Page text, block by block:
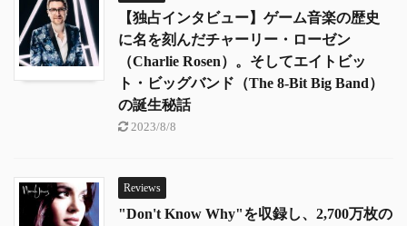
【独占インタビュー】ゲーム音楽の歴史
に名を刻んだチャーリー・ローゼン
（Charlie Rosen）。そしてエイトビッ
ト・ビッグバンド（The 8-Bit Big Band）
の誕生秘話
2023/8/8
Reviews
"Don't Know Why"を収録し、2,700万枚の